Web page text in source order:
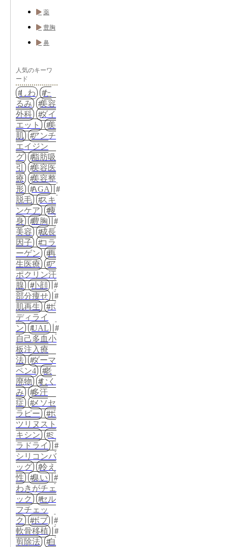
薬
豊胸
鼻
人気のキーワ
ード
しわ
た
るみ
美容
外科
ダイ
エット
美
肌
アンチ
エイジン
グ
脂肪吸
引
美容医
療
美容整
形
AGA
脱毛
スキ
ンケア
痩
身
豊胸
美容
成長
因子
コラ
ーゲン
再
生医療
ア
ポクリン汗
腺
小顔
部分痩せ
肌再生
ボ
ディライ
ン
UAL
自己多血小
板注入療
法
ダーマ
ペン4
老
廃物
むく
み
多汗
症
メソセ
ラピー
ボ
ツリヌスト
キシン
ミ
ラドライ
シリコンバ
ッグ
冷え
性
臭い
わきがチェ
ック
セル
フチェッ
ク
ボブ
軟骨移植
剪除法
自